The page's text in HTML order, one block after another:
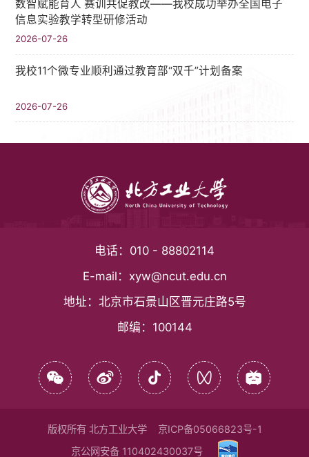
数智赋能育人 赛训共促教改——我校成功举办全国电子
信息实验教学转型研修活动
2026-07-26
我校11个微专业顺利通过教育部“双千”计划备案
2026-07-26
电话： 010 - 88802114
E-mail： xyw@ncut.edu.cn
地址： 北京市石景山区晋元庄路5号
邮编： 100144
版权所有 北方工业大学
京ICP备05066823号-1
京公网安备 110402430037号